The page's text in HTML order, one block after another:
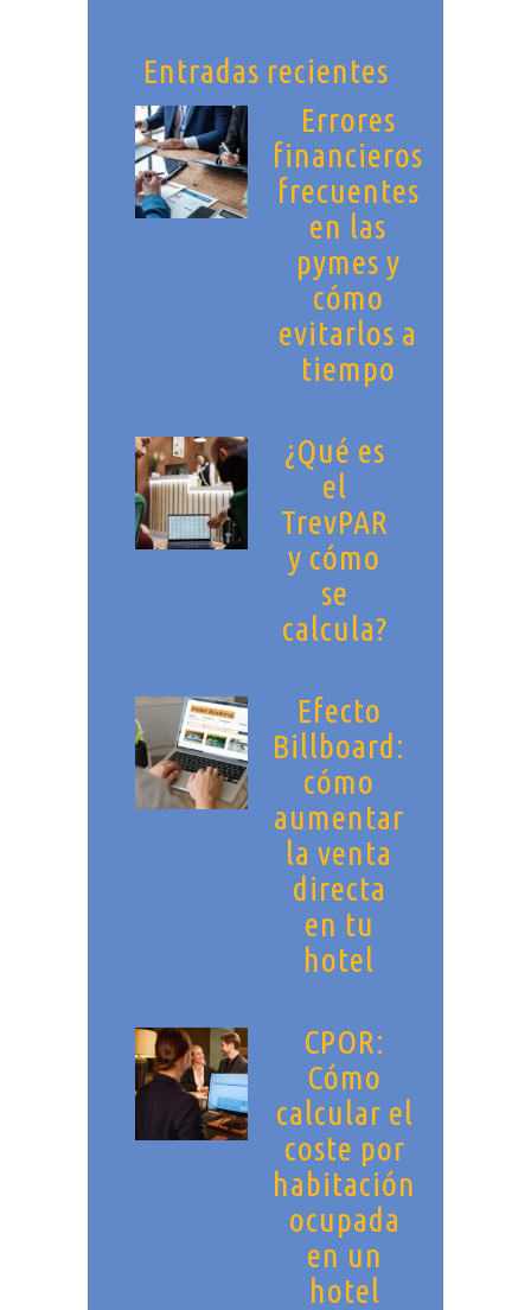
Entradas recientes
Errores
financieros
frecuentes
en las
pymes y
cómo
evitarlos a
tiempo
¿Qué es
el
TrevPAR
y cómo
se
calcula?
Efecto
Billboard:
cómo
aumentar
la venta
directa
en tu
hotel
CPOR:
Cómo
calcular el
coste por
habitación
ocupada
en un
hotel